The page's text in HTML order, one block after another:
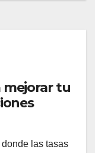
mejorar tu
las tasas